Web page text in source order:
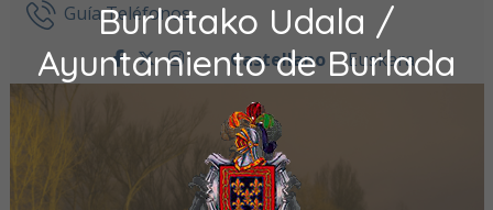
Burlatako Udala /
Ayuntamiento de Burlada
Ir al contenidoGuía Teléfonos
facebook
twitter
instagram
Castellano Euskara